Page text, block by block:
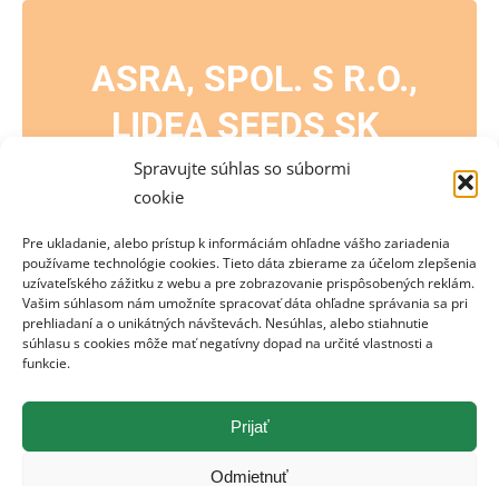
Spravujte súhlas so súbormi
cookie
Pre ukladanie, alebo prístup k informáciám ohľadne vášho zariadenia
používame technológie cookies. Tieto dáta zbierame za účelom zlepšenia
uzívateľského zážitku z webu a pre zobrazovanie prispôsobených reklám.
Vašim súhlasom nám umožníte spracovať dáta ohľadne správania sa pri
prehliadaní a o unikátných návštevách. Nesúhlas, alebo stiahnutie
súhlasu s cookies môže mať negatívny dopad na určité vlastnosti a
funkcie.
Prijať
Odmietnuť
ASRA, SPOL. S R.O.,
LIDEA SEEDS SK
EVENTS BY THIS ORGANIZER
V tomto čase nie je v zozname žiadna udalosť